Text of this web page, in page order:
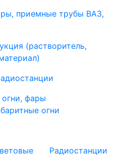
приемные трубы ВАЗ,
(растворитель,
фары
огни
Радиостанции